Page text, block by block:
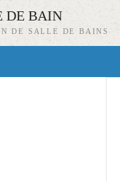
DE BAIN
DE SALLE DE BAINS